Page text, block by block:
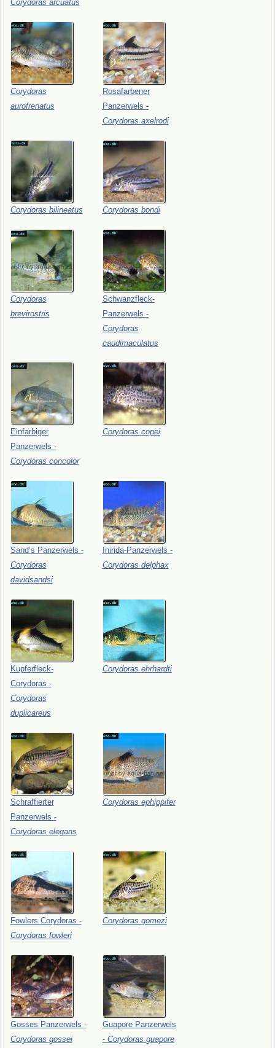
Corydoras arcuatus
Corydoras
aurofrenatus
Rosafarbener
Panzerwels -
Corydoras axelrodi
Corydoras bilineatus Corydoras bondi
Corydoras
brevirostris
Schwanzfleck-
Panzerwels -
Corydoras
caudimaculatus
Einfarbiger
Panzerwels -
Corydoras concolor
Corydoras copei
Sand’s Panzerwels -
Corydoras
davidsandsi
Inirida-Panzerwels -
Corydoras delphax
Kupferfleck-
Corydoras -
Corydoras
duplicareus
Corydoras ehrhardti
Schraffierter
Panzerwels -
Corydoras elegans
Corydoras ephippifer
Fowlers Corydoras -
Corydoras fowleri
Corydoras gomezi
Gosses Panzerwels -
Corydoras gossei
Guapore Panzerwels
- Corydoras guapore